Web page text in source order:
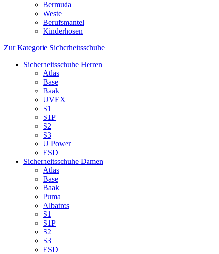
Bermuda
Weste
Berufsmantel
Kinderhosen
Zur Kategorie Sicherheitsschuhe
Sicherheitsschuhe Herren
Atlas
Base
Baak
UVEX
S1
S1P
S2
S3
U Power
ESD
Sicherheitsschuhe Damen
Atlas
Base
Baak
Puma
Albatros
S1
S1P
S2
S3
ESD